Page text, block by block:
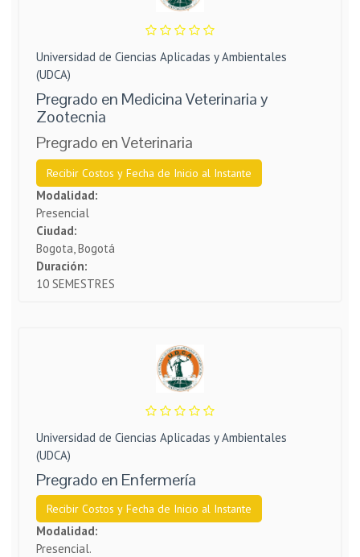
Universidad de Ciencias Aplicadas y Ambientales
(UDCA)
Pregrado en Medicina Veterinaria y
Zootecnia
Pregrado en Veterinaria
Recibir Costos y Fecha de Inicio al Instante
Modalidad:
Presencial
Ciudad:
Bogota, Bogotá
Duración:
10 SEMESTRES
Universidad de Ciencias Aplicadas y Ambientales
(UDCA)
Pregrado en Enfermería
Recibir Costos y Fecha de Inicio al Instante
Modalidad:
Presencial.